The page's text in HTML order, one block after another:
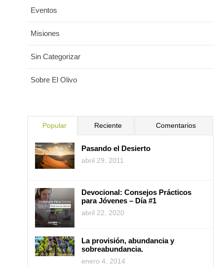
Eventos
Misiones
Sin Categorizar
Sobre El Olivo
Popular Reciente Comentarios
Pasando el Desierto
abril 29, 2011
Devocional: Consejos Prácticos
para Jóvenes – Día #1
abril 22, 2020
La provisión, abundancia y
sobreabundancia.
enero 4, 2014